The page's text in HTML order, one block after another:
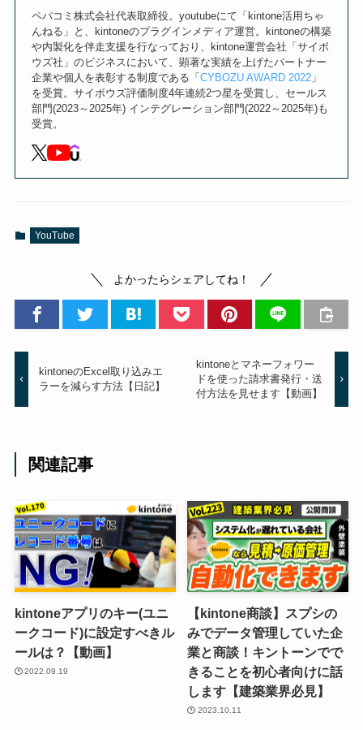
ペパコミ株式会社代表取締役。youtubeにて「kintone活用ちゃ
んねる」と、kintoneのプラグインメディア運営。kintoneの構築
や内製化を伴走支援を行なっており、kintone運営会社「サイボ
ウズ社」のビジネスにおいて、顕著な実績を上げたパートナー
企業や個人を表彰する制度である「 CYBOZU AWARD 2022」
を受賞。サイボウズ評価制度4年連続2つ星を受賞し、セールス
部門(2023～2025年) インテグレーション部門(2022～2025年)も
受賞。
YouTube
よかったらシェアしてね！
kintoneのExcel取り込みエ
ラーを減らす方法【日記】
kintoneとマネーフォワー
ドを使った請求書発行・送
付方法を見せます【動画】
関連記事
kintoneアプリのキー(ユニ
ークコード)に設定すべきル
ールは？​【動画】
2022.09.19
【kintone商談】スプシの
みでデータ管理していた企
業と商談！キントーンでで
きることを初心者向けに話
します【建築業界必見】
2023.10.11